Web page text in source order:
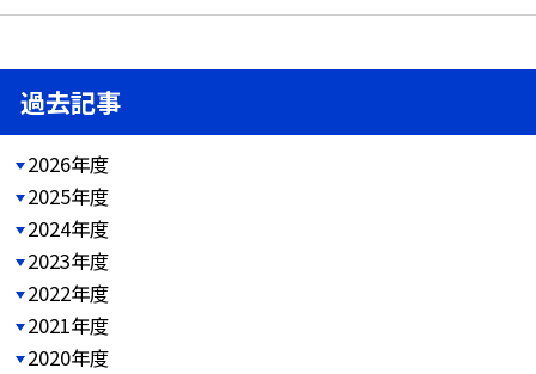
過去記事
2026年度
2025年度
2024年度
2023年度
2022年度
2021年度
2020年度